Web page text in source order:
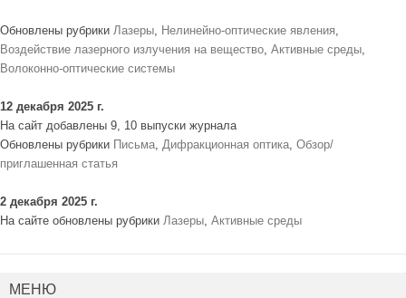
Обновлены рубрики Лазеры, Нелинейно-оптические явления,
Воздействие лазерного излучения на вещество, Активные среды,
Волоконно-оптические системы
12 декабря 2025 г.
На сайт добавлены 9, 10 выпуски журнала
Обновлены рубрики Письма, Дифракционная оптика, Обзор/
приглашенная статья
2 декабря 2025 г.
На сайте обновлены рубрики Лазеры, Активные среды
МЕНЮ